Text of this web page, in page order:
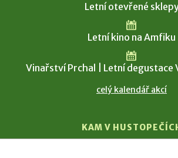
Letní otevřené
Letní kino na Amfiku
Vinařství Prchal | Letní degustace
celý kalendář akcí
KAM V